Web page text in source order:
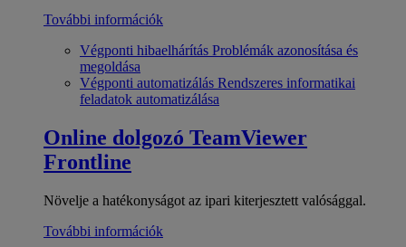
További információk
Végponti hibaelhárítás Problémák azonosítása és
megoldása
Végponti automatizálás Rendszeres informatikai
feladatok automatizálása
Online dolgozó TeamViewer
Frontline
Növelje a hatékonyságot az ipari kiterjesztett valósággal.
További információk